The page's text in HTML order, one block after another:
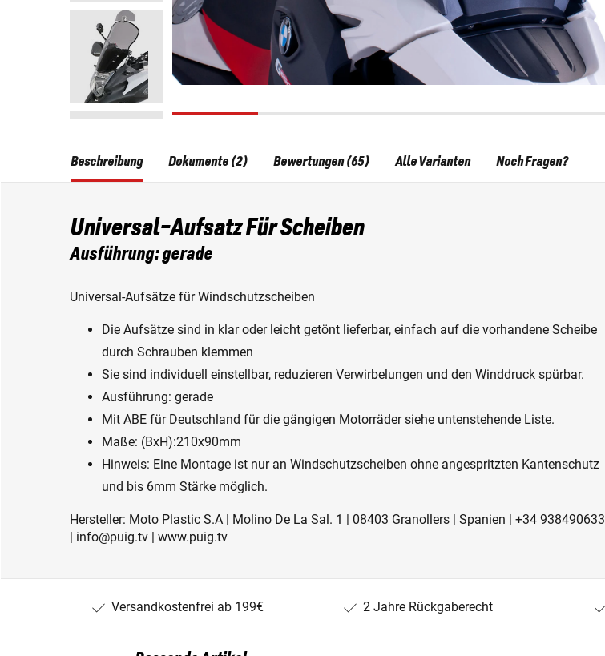
Beschreibung
Universal-Aufsatz Für Scheiben
Ausführung: gerade
Universal-Aufsätze für Windschutzscheiben
Die Aufsätze sind in klar oder leicht getönt lieferbar, einfach auf die vorhandene Scheibe
durch Schrauben klemmen
Sie sind individuell einstellbar, reduzieren Verwirbelungen und den Winddruck spürbar.
Ausführung: gerade
Mit ABE für Deutschland für die gängigen Motorräder siehe untenstehende Liste.
Maße: (BxH):210x90mm
Hinweis: Eine Montage ist nur an Windschutzscheiben ohne angespritzten Kantenschutz
und bis 6mm Stärke möglich.
Hersteller: Moto Plastic S.A | Molino De La Sal. 1 | 08403 Granollers | Spanien | +34 938490633
| info@puig.tv | www.puig.tv
Dokumente (2) Bewertungen (65) Alle Varianten Noch Fragen?
Versandkostenfrei ab 199€ 2 Jahre Rückgaberecht